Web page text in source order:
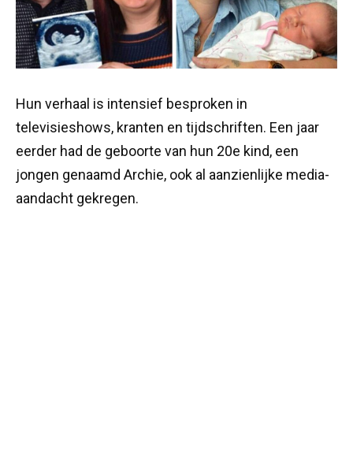
Hun verhaal is intensief besproken in
televisieshows, kranten en tijdschriften. Een jaar
eerder had de geboorte van hun 20e kind, een
jongen genaamd Archie, ook al aanzienlijke media-
aandacht gekregen.